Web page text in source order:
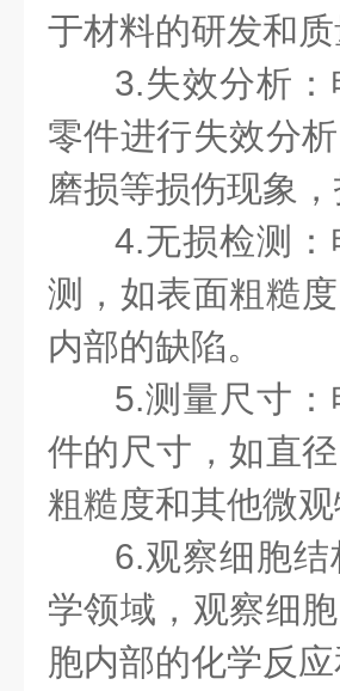
于材料的研发和
3.失效分析
零件进行失效分
磨损等损伤现象
4.无损检测
测，如表面粗糙
内部的缺陷。
5.测量尺寸
件的尺寸，如直
粗糙度和其他微观
6.观察细胞
学领域，观察细
胞内部的化学反